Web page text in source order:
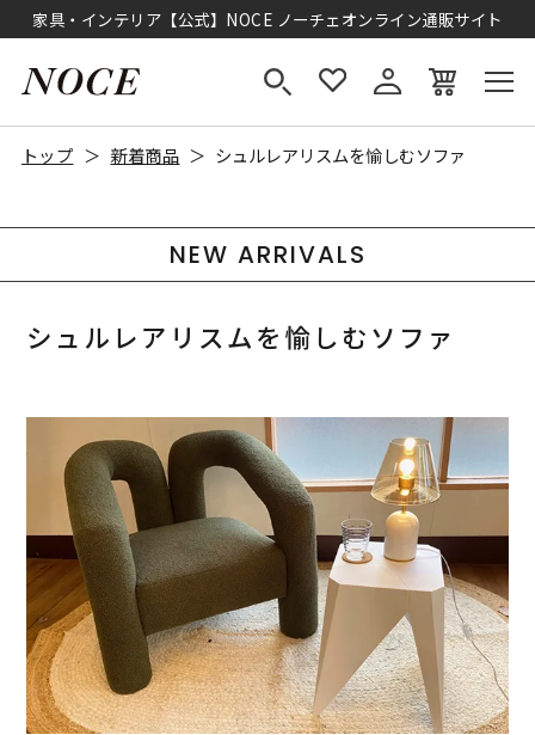
家具・インテリア【公式】NOCE ノーチェオンライン通販サイト
トップ 新着商品 シュルレアリスムを愉しむソファ
NEW ARRIVALS
シュルレアリスムを愉しむソファ